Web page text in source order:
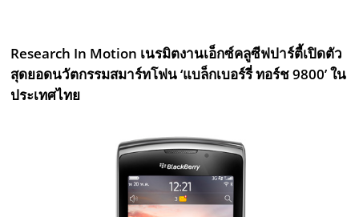
Research In Motion เนรมิตงานเอ็กซ์คลูซีฟปาร์ตี้เปิดตัว
สุดยอดนวัตกรรมสมาร์ทโฟน ‘แบล็กเบอร์รี่ ทอร์ช 9800’ ใน
ประเทศไทย